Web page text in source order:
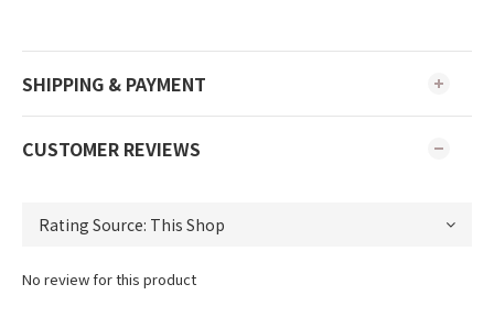
SHIPPING & PAYMENT
CUSTOMER REVIEWS
No review for this product